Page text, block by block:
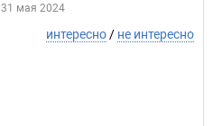
31 мая 2024
интересно / не интересно